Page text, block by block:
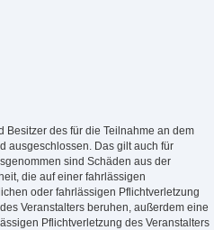
Besitzer des für die Teilnahme an dem
ausgeschlossen. Das gilt auch für
sind Schäden aus der
die auf einer fahrlässigen
oder fahrlässigen Pflichtverletzung
Veranstalters beruhen, außerdem eine
Pflichtverletzung des Veranstalters